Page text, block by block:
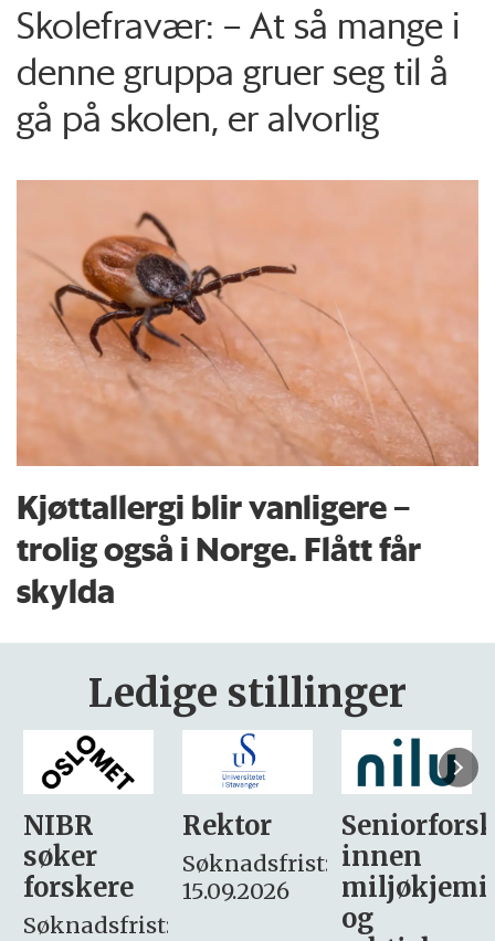
Skolefravær: – At så mange i
denne gruppa gruer seg til å
gå på skolen, er alvorlig
Kjøttallergi blir vanligere –
trolig også i Norge. Flått får
skylda
Ledige stillinger
Rektor
Søknadsfrist:
15.09.2026
Seniorforsker
innen
miljøkjemi
søker
– fast